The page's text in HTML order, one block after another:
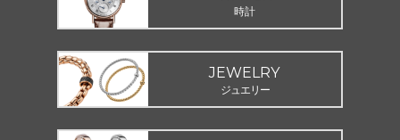
時計
JEWELRY
ジュエリー